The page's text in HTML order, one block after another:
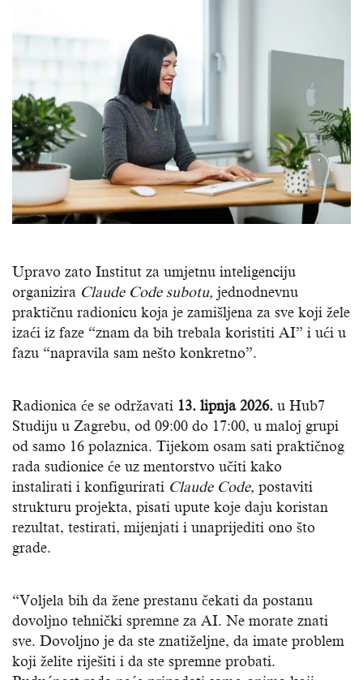
Upravo zato Institut za umjetnu inteligenciju
organizira Claude Code subotu, jednodnevnu
praktičnu radionicu koja je zamišljena za sve koji žele
izaći iz faze “znam da bih trebala koristiti AI” i ući u
fazu “napravila sam nešto konkretno”.
Radionica će se održavati 13. lipnja 2026. u Hub7
Studiju u Zagrebu, od 09:00 do 17:00, u maloj grupi
od samo 16 polaznica. Tijekom osam sati praktičnog
rada sudionice će uz mentorstvo učiti kako
instalirati i konfigurirati Claude Code, postaviti
strukturu projekta, pisati upute koje daju koristan
rezultat, testirati, mijenjati i unaprijediti ono što
grade.
“Voljela bih da žene prestanu čekati da postanu
dovoljno tehnički spremne za AI. Ne morate znati
sve. Dovoljno je da ste znatiželjne, da imate problem
koji želite riješiti i da ste spremne probati.